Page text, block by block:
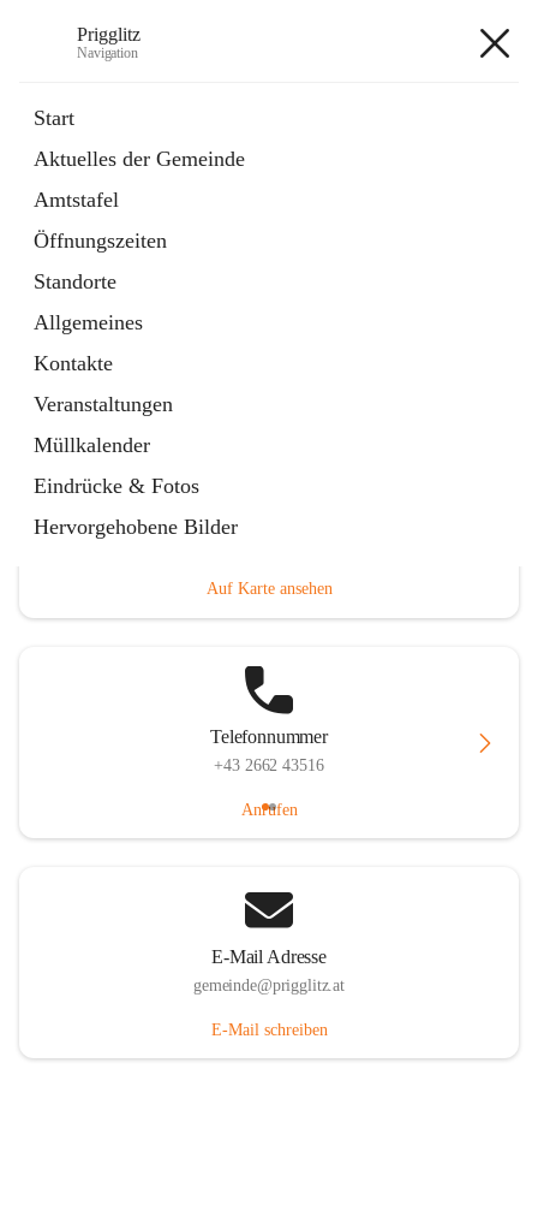
Prigglitz
Navigation
Start
Aktuelles der Gemeinde
Amtstafel
Öffnungszeiten
Standorte
Allgemeines
Kontakte
Veranstaltungen
Müllkalender
Eindrücke & Fotos
Hervorgehobene Bilder
Externe Webseite
in
Tab
Gemeindezeitung
Ordner
öffnet
in
neuem
Tab
Hauptadresse
Auf Karte ansehen
Telefonnummer
+43 2662 43516
Anrufen
E-Mail Adresse
gemeinde@prigglitz.at
E-Mail schreiben